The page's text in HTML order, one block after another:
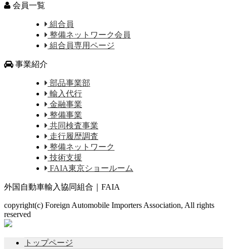
会員一覧
組合員
整備ネットワーク会員
組合員専用ページ
事業紹介
部品事業部
輸入代行
金融事業
整備事業
共同検査事業
走行履歴調査
整備ネットワーク
技術支援
FAIA東京ショールーム
外国自動車輸入協同組合｜FAIA
copyright(c) Foreign Automobile Importers Association, All rights
reserved
トップページ